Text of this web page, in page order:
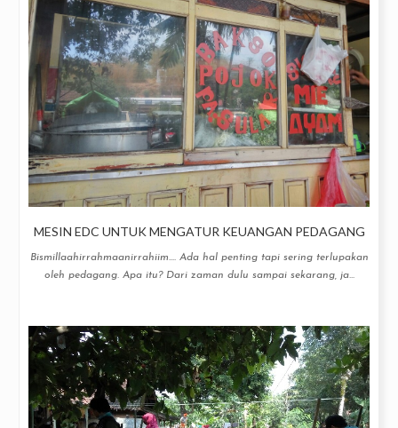
MESIN EDC UNTUK MENGATUR KEUANGAN PEDAGANG
Bismillaahirrahmaanirrahiim.... Ada hal penting tapi sering terlupakan
oleh pedagang. Apa itu? Dari zaman dulu sampai sekarang, ja...